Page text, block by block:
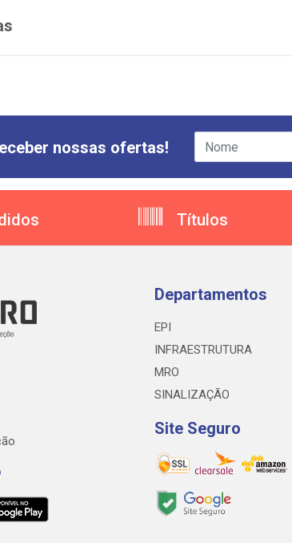
nossas ofertas!
Títulos
Departamentos
EPI
INFRAESTRUTURA
MRO
SINALIZAÇÃO
Site Seguro